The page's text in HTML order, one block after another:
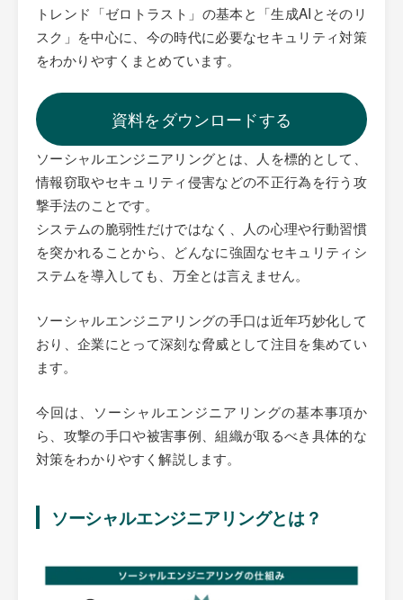
トレンド「ゼロトラスト」の基本と「生成AIとそのリ
スク」を中心に、今の時代に必要なセキュリティ対策
をわかりやすくまとめています。
資料をダウンロードする
ソーシャルエンジニアリングとは、人を標的として、
情報窃取やセキュリティ侵害などの不正行為を行う攻
撃手法のことです。
システムの脆弱性だけではなく、人の心理や行動習慣
を突かれることから、どんなに強固なセキュリティシ
ステムを導入しても、万全とは言えません。
ソーシャルエンジニアリングの手口は近年巧妙化して
おり、企業にとって深刻な脅威として注目を集めてい
ます。
今回は、ソーシャルエンジニアリングの基本事項か
ら、攻撃の手口や被害事例、組織が取るべき具体的な
対策をわかりやすく解説します。
ソーシャルエンジニアリングとは？